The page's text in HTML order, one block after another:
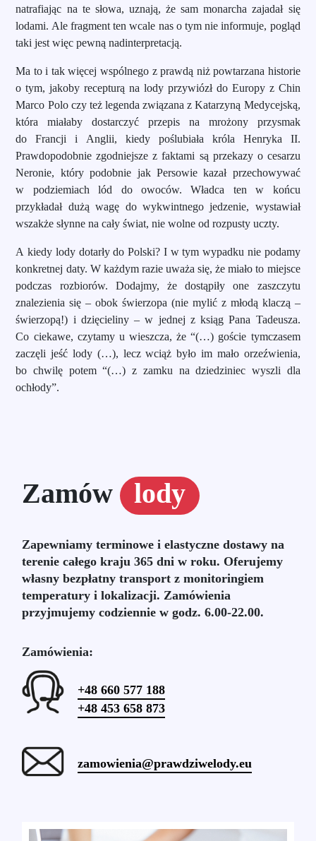
natrafiając na te słowa, uznają, że sam monarcha zajadał się
lodami. Ale fragment ten wcale nas o tym nie informuje, pogląd
taki jest więc pewną nadinterpretacją.
Ma to i tak więcej wspólnego z prawdą niż powtarzana historie
o tym, jakoby recepturą na lody przywiózł do Europy z Chin
Marco Polo czy też legenda związana z Katarzyną Medycejską,
która miałaby dostarczyć przepis na mrożony przysmak
do Francji i Anglii, kiedy poślubiała króla Henryka II.
Prawdopodobnie zgodniejsze z faktami są przekazy o cesarzu
Neronie, który podobnie jak Persowie kazał przechowywać
w podziemiach lód do owoców. Władca ten w końcu
przykładał dużą wagę do wykwintnego jedzenie, wystawiał
wszakże słynne na cały świat, nie wolne od rozpusty uczty.
A kiedy lody dotarły do Polski? I w tym wypadku nie podamy
konkretnej daty. W każdym razie uważa się, że miało to miejsce
podczas rozbiorów. Dodajmy, że dostąpiły one zaszczytu
znalezienia się – obok świerzopa (nie mylić z młodą klaczą –
świerzopą!) i dzięcieliny – w jednej z ksiąg Pana Tadeusza.
Co ciekawe, czytamy u wieszcza, że “(…) goście tymczasem
zaczęli jeść lody (…), lecz wciąż było im mało orzeźwienia,
bo chwilę potem “(…) z zamku na dziedziniec wyszli dla
ochłody”.
Zamów lody
Zapewniamy terminowe i elastyczne dostawy na
terenie całego kraju 365 dni w roku. Oferujemy
własny bezpłatny transport z monitoringiem
temperatury i lokalizacji. Zamówienia
przyjmujemy codziennie w godz. 6.00-22.00.
Zamówienia:
+48 660 577 188
+48 453 658 873
zamowienia@prawdziwelody.eu